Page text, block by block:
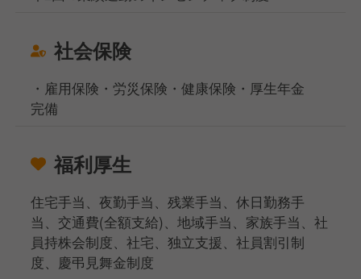
社会保険
・雇用保険・労災保険・健康保険・厚生年金
完備
福利厚生
住宅手当、夜勤手当、残業手当、休日勤務手
当、交通費(全額支給)、地域手当、家族手当、社
員持株会制度、社宅、独立支援、社員割引制
度、慶弔見舞金制度